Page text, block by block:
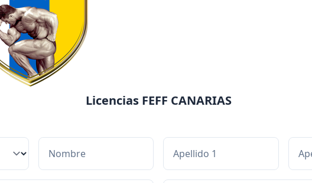
Licencias FEFF CANARIAS